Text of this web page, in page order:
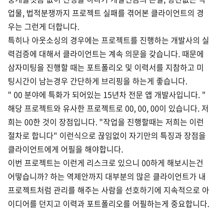
업물, 법적분쟁까지 프로젝트 실패를 겪어본 클라이언트의 경
우는 그런게 더합니다.
특히나 아웃소싱의 경우에는 프로젝트를 진행하는 개발사의 실
력검증에 대해서 클라이언트는 계속 의문을 갖습니다. 때문에
삼자미팅을 진행할 때는 포트폴리오 및 이력서를 지참하고 미
팅시간이 남는경우 간단하게 브리핑을 하는게 좋습니다.
" 00 분야에 특화가 되어있는 15년차 전문 앱 개발사입니다. "
해당 프로젝트와 유사한 프로젝트로 00, 00, 00이 있습니다. 저
희는 00한 것이 장점입니다. "작업을 진행할때는 저희는 이런
절차로 합니다" 이런식으로 끊임없이 자기만의 특징과 장점을
클라이언트에게 어필을 해야합니다.
이번 프로젝트는 이런게 리스크로 있으니 00하게 해보시는건
어떻습니까? 하는 역제안까지 대부분의 많은 클라이언트가 내
프로젝트처럼 관리를 해주는 사람을 선호하기에 지속적으로 아
이디어를 던지고 이력과 포트폴리오를 어필하는게 중요합니다.